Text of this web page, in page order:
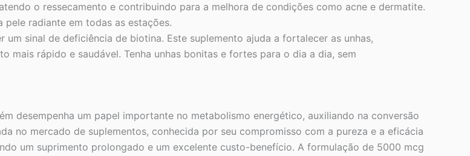
o ressecamento e contribuindo para a melhora de condições como acne e dermatite.
radiante em todas as estações.
um sinal de deficiência de biotina. Este suplemento ajuda a fortalecer as unhas,
mais rápido e saudável. Tenha unhas bonitas e fortes para o dia a dia, sem
desempenha um papel importante no metabolismo energético, auxiliando na conversão
no mercado de suplementos, conhecida por seu compromisso com a pureza e a eficácia
um suprimento prolongado e um excelente custo-benefício. A formulação de 5000 mcg